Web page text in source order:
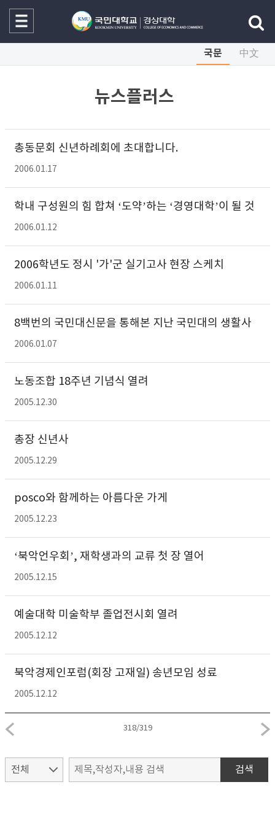
국문 中文
뉴스플러스
총동문회 신년하례회에 초대합니다.
2006.01.17
학내 구성원의 힘 합쳐 ‘도약’하는 ‘경영대학’이 될 것
2006.01.12
2006학년도 정시 '가'군 실기고사 현장 스케치
2006.01.11
8백번의 국민대신문을 통해본 지난 국민대의 생활사
2006.01.07
노동조합 18주년 기념식 열려
2005.12.30
총장 신년사
2005.12.29
posco와 함께하는 아름다운 가게
2005.12.23
‘북악언우회’, 재학생과의 교류 첫 장 열어
2005.12.15
예술대학 미술학부 졸업전시회 열려
2005.12.12
북악경제인포럼(회장 고재일) 송년모임 성료
2005.12.12
318/319
검색